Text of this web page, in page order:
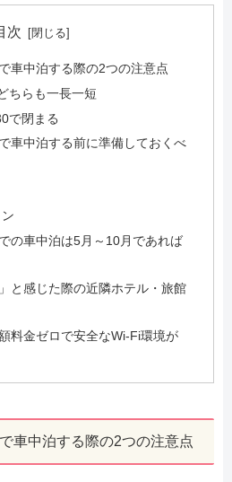
次
車中泊する際の2つの注意点
ちらも一長一短
で閉まる
車中泊する前に準備しておくべ
の車中泊は5月～10月であれば
と感じた際の近隣ホテル・旅館
料金ゼロで安全なWi-Fi環境が
車中泊する際の2つの注意点